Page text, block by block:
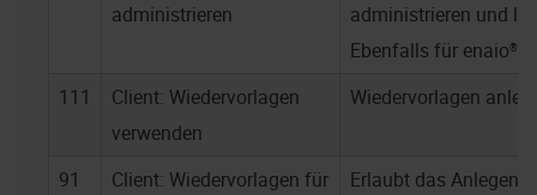
administrieren
administrieren und
Ebenfalls für enaio®
111
Client: Wiedervorlagen
verwenden
Wiedervorlagen
91
Client: Wiedervorlagen für
Erlaubt das Anlegen